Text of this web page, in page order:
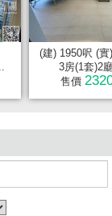
(建) 1950呎 (實
3房(1套)2
售價